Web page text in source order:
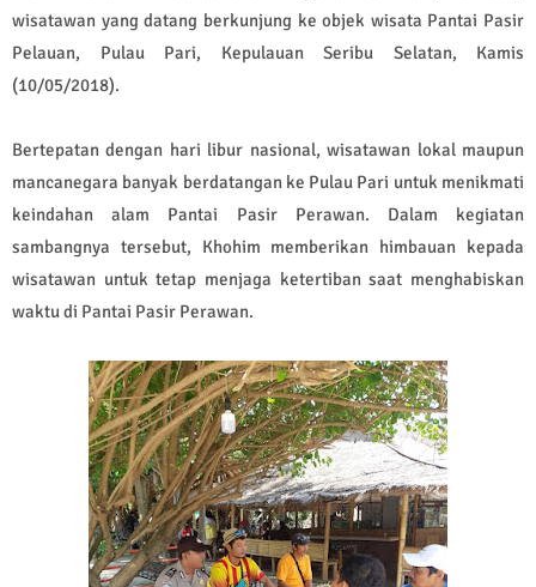
wisatawan yang datang berkunjung ke objek wisata Pantai Pasir
Pelauan, Pulau Pari, Kepulauan Seribu Selatan, Kamis
(10/05/2018).
Bertepatan dengan hari libur nasional, wisatawan lokal maupun
mancanegara banyak berdatangan ke Pulau Pari untuk menikmati
keindahan alam Pantai Pasir Perawan. Dalam kegiatan
sambangnya tersebut, Khohim memberikan himbauan kepada
wisatawan untuk tetap menjaga ketertiban saat menghabiskan
waktu di Pantai Pasir Perawan.